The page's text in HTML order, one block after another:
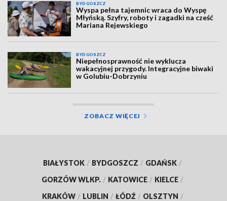
BYDGOSZCZ
Wyspa pełna tajemnic wraca do Wyspę
Młyńską. Szyfry, roboty i zagadki na cześć
Mariana Rejewskiego
BYDGOSZCZ
Niepełnosprawność nie wyklucza
wakacyjnej przygody. Integracyjne biwaki
w Golubiu-Dobrzyniu
ZOBACZ WIĘCEJ
BIAŁYSTOK / BYDGOSZCZ / GDAŃSK /
GORZÓW WLKP. / KATOWICE / KIELCE /
KRAKÓW / LUBLIN / ŁÓDŹ / OLSZTYN /